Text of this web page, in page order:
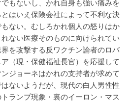
もないし、かれ自身も強い痛みを
はいえ保険会社によって不利な決
ない。むしろかれ個人の怒りはか
ない医療そのものに向けられてい
を攻撃する反ワクチン論者のロバ
（現・保健福祉長官）を応援して
ジョーネはかれの支持者が求めて
ないようだが、現代の白人男性性
ランプ現象・裏のイーロン・マス